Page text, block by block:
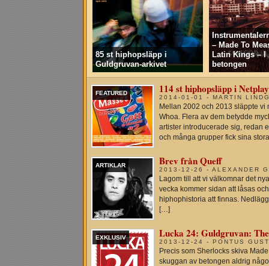
85 st hiphopsläpp i
Guldgruvan-arkivet
– Made To
Latin Kings – I
betongen
FEATURED 114 st hiphopsläpp i
2014-01-01 - MARTIN
Mellan 2002 och 2013 släppte
Whoa. Flera av dem betydde
artister introducerade sig, redan
och många grupper fick sina
ARTIKLAR Brev från Queff
2013-12-26 - ALEXANDER
Lagom till att vi välkomnar det
vecka kommer sidan att låsas
hiphophistoria att finnas.
[…]
EXKLUSIV Lucka 24: Guldgruvan:
2013-12-24 - PONTUS
Precis som Sherlocks skiva
skuggan av betongen aldrig